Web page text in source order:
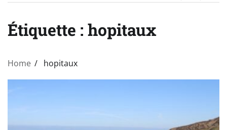
Étiquette : hopitaux
Home hopitaux